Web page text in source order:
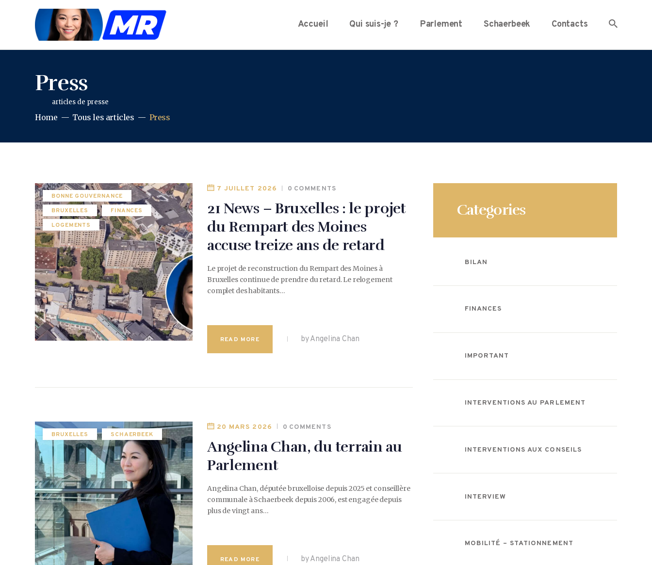
Accueil Qui suis-je ? Parlement Schaerbeek Contacts
Press
articles de presse
Home Tous les articles Press
BONNE GOUVERNANCE
BRUXELLES
FINANCES
LOGEMENTS
7 JUILLET 2026 0 COMMENTS
21 News – Bruxelles : le projet
du Rempart des Moines
accuse treize ans de retard
Le projet de reconstruction du Rempart des Moines à
Bruxelles continue de prendre du retard. Le relogement
complet des habitants…
READ MORE by Angelina Chan
BRUXELLES SCHAERBEEK
20 MARS 2026 0 COMMENTS
Angelina Chan, du terrain au
Parlement
Angelina Chan, députée bruxelloise depuis 2025 et conseillère
communale à Schaerbeek depuis 2006, est engagée depuis
plus de vingt ans…
READ MORE by Angelina Chan
Categories
BILAN
FINANCES
IMPORTANT
INTERVENTIONS AU PARLEMENT
INTERVENTIONS AUX CONSEILS
INTERVIEW
MOBILITÉ – STATIONNEMENT